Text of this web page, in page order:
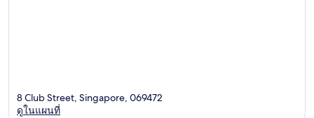
8 Club Street, Singapore, 069472
ดูในแผนที่